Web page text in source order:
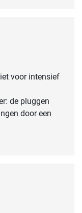
voor intensief
de pluggen
door een